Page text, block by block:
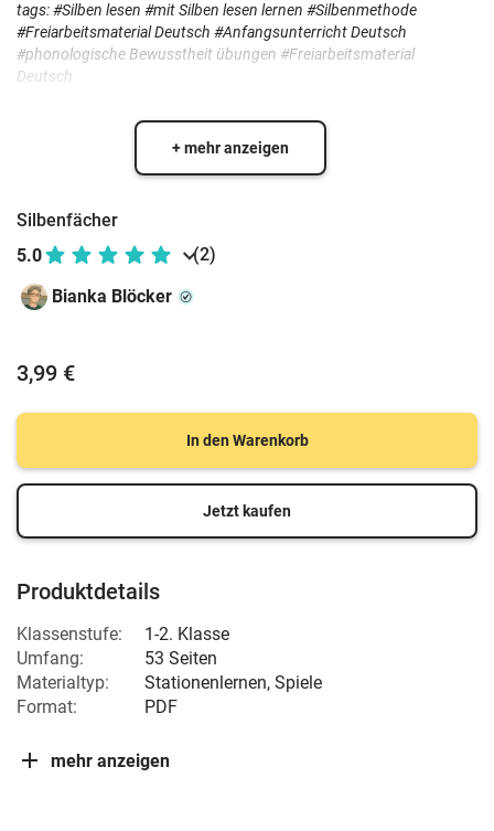
tags: #Silben lesen #mit Silben lesen lernen #Silbenmethode
#Freiarbeitsmaterial Deutsch #Anfangsunterricht Deutsch
#phonologische Bewusstheit übungen #Freiarbeitsmaterial
Deutsch
+ mehr anzeigen
Silbenfächer
5.0
(2)
Bianka Blöcker
3,99 €
In den Warenkorb
Jetzt kaufen
Produktdetails
Klassenstufe:
1-2. Klasse
Umfang:
53 Seiten
Materialtyp:
Stationenlernen, Spiele
Format:
PDF
mehr anzeigen